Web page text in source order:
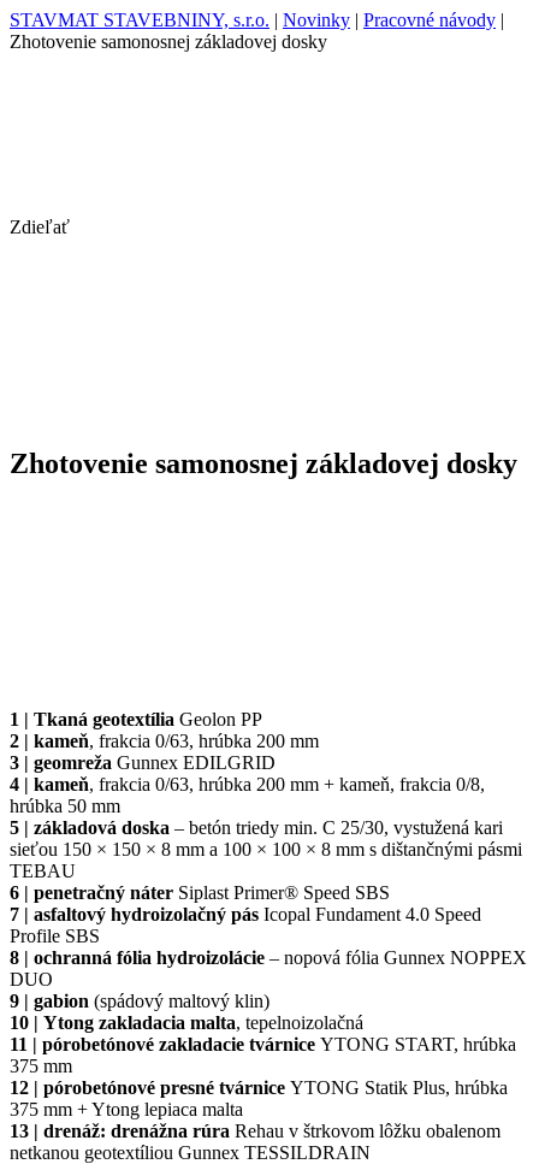
STAVMAT STAVEBNINY, s.r.o. | Novinky | Pracovné návody |
Zhotovenie samonosnej základovej dosky
Zdieľať
Zhotovenie samonosnej základovej dosky
1 | Tkaná geotextília Geolon PP
2 | kameň, frakcia 0/63, hrúbka 200 mm
3 | geomreža Gunnex EDILGRID
4 | kameň, frakcia 0/63, hrúbka 200 mm + kameň, frakcia 0/8,
hrúbka 50 mm
5 | základová doska – betón triedy min. C 25/30, vystužená kari
sieťou 150 × 150 × 8 mm a 100 × 100 × 8 mm s dištančnými pásmi
TEBAU
6 | penetračný náter Siplast Primer® Speed SBS
7 | asfaltový hydroizolačný pás Icopal Fundament 4.0 Speed
Profile SBS
8 | ochranná fólia hydroizolácie – nopová fólia Gunnex NOPPEX
DUO
9 | gabion (spádový maltový klin)
10 | Ytong zakladacia malta, tepelnoizolačná
11 | pórobetónové zakladacie tvárnice YTONG START, hrúbka
375 mm
12 | pórobetónové presné tvárnice YTONG Statik Plus, hrúbka
375 mm + Ytong lepiaca malta
13 | drenáž: drenážna rúra Rehau v štrkovom lôžku obalenom
netkanou geotextíliou Gunnex TESSILDRAIN